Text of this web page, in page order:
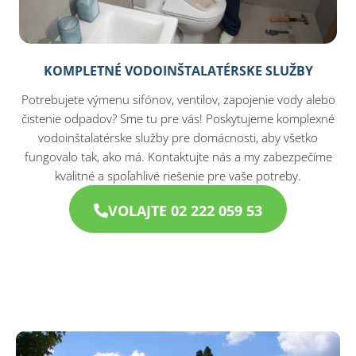
KOMPLETNÉ VODOINŠTALATÉRSKE SLUŽBY
Potrebujete výmenu sifónov, ventilov, zapojenie vody alebo
čistenie odpadov? Sme tu pre vás! Poskytujeme komplexné
vodoinštalatérske služby pre domácnosti, aby všetko
fungovalo tak, ako má. Kontaktujte nás a my zabezpečíme
kvalitné a spoľahlivé riešenie pre vaše potreby.
VOLAJTE 02 222 059 53